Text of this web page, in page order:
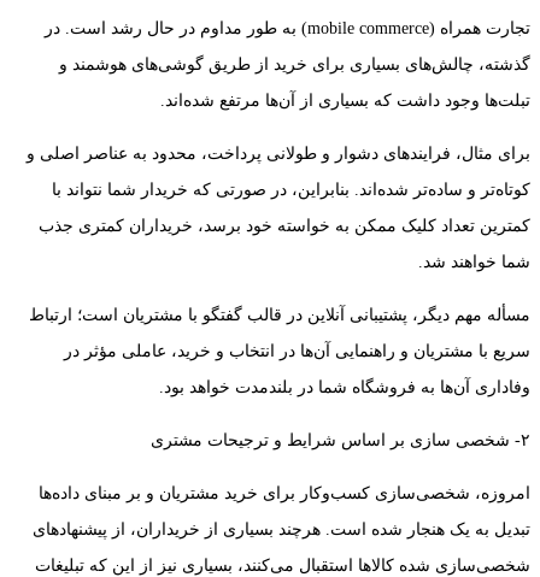
تجارت همراه (mobile commerce) به طور مداوم در حال رشد است. در
گذشته، چالش‌های بسیاری برای خرید از طریق گوشی‌های هوشمند و
تبلت‌ها وجود داشت که بسیاری از آن‌ها مرتفع شده‌اند.
برای مثال، فرایندهای دشوار و طولانی پرداخت، محدود به عناصر اصلی و
کوتاه‌تر و ساده‌تر شده‌اند. بنابراین، در صورتی که خریدار شما نتواند با
کمترین تعداد کلیک ممکن به خواسته خود برسد، خریداران کمتری جذب
شما خواهند شد.
مسأله مهم دیگر، پشتیبانی آنلاین در قالب گفتگو با مشتریان است؛ ارتباط
سریع با مشتریان و راهنمایی آن‌ها در انتخاب و خرید، عاملی مؤثر در
وفاداری آن‌ها به فروشگاه شما در بلندمدت خواهد بود.
۲- شخصی سازی بر اساس شرایط و ترجیحات مشتری
امروزه، شخصی‌سازی کسب‌و‌کار برای خرید مشتریان و بر مبنای داده‌ها
تبدیل به یک هنجار شده است. هرچند بسیاری از خریداران، از پیشنهاد‌های
شخصی‌سازی شده کالاها استقبال می‌کنند، بسیاری نیز از این که تبلیغات